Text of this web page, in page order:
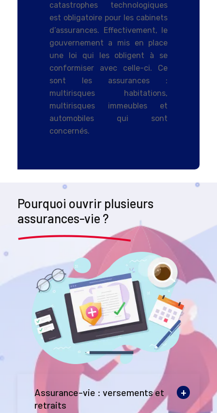
catastrophes technologiques
est obligatoire pour les cabinets
d’assurances. Effectivement, le
gouvernement a mis en place
une loi qui les obligent à se
conformiser avec celle-ci. Ce
sont les assurances :
multirisques habitations,
multirisques immeubles et
automobiles qui sont
concernés.
Pourquoi ouvrir plusieurs
assurances-vie ?
Assurance-vie : versements et
retraits